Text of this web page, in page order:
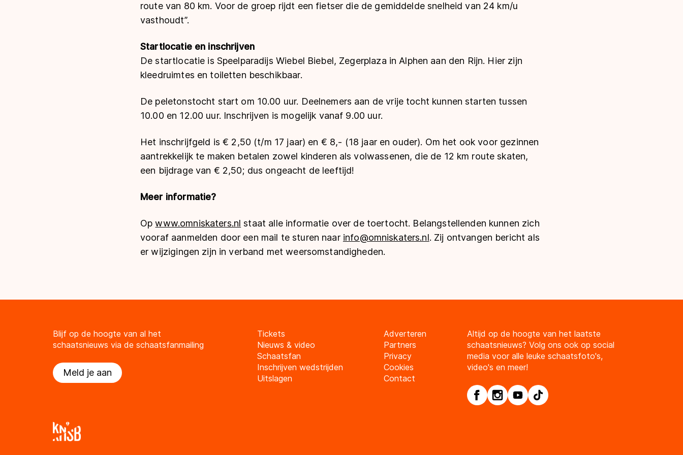
route van 80 km. Voor de groep rijdt een fietser die de gemiddelde snelheid van 24 km/u
vasthoudt”.
Startlocatie en inschrijven
De startlocatie is Speelparadijs Wiebel Biebel, Zegerplaza in Alphen aan den Rijn. Hier zijn
kleedruimtes en toiletten beschikbaar.
De peletonstocht start om 10.00 uur. Deelnemers aan de vrije tocht kunnen starten tussen
10.00 en 12.00 uur. Inschrijven is mogelijk vanaf 9.00 uur.
Het inschrijfgeld is € 2,50 (t/m 17 jaar) en € 8,- (18 jaar en ouder). Om het ook voor gezinnen
aantrekkelijk te maken betalen zowel kinderen als volwassenen, die de 12 km route skaten,
een bijdrage van € 2,50; dus ongeacht de leeftijd!
Meer informatie?
Opwww.omniskaters.nl staat alle informatie over de toertocht. Belangstellenden kunnen zich
vooraf aanmelden door een mail te sturen naar info@omniskaters.nl. Zij ontvangen bericht als
er wijzigingen zijn in verband met weersomstandigheden.
Blijf op de hoogte van al het
schaatsnieuws via de schaatsfanmailing
Meld je aan
Tickets
Nieuws & video
Schaatsfan
Inschrijven wedstrijden
Uitslagen
Adverteren
Partners
Privacy
Cookies
Contact
Altijd op de hoogte van het laatste
schaatsnieuws? Volg ons ook op social
media voor alle leuke schaatsfoto's,
video's en meer!